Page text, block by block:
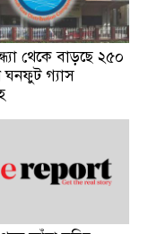
থেকে বাড়ছে ২৫০
ঘনফুট গ্যাস